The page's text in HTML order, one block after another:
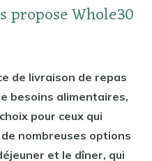
propose Whole30
de livraison de repas
besoins alimentaires,
pour ceux qui
nombreuses options
et le dîner, qui